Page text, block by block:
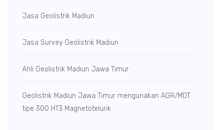
Jasa Geolistrik Madiun
Jasa Survey Geolistrik Madiun
Ahli Geolistrik Madiun Jawa Timur
Geolistrik Madiun Jawa Timur mengunakan AGR/MDT
tipe 300 HT3 Magnetotelurik